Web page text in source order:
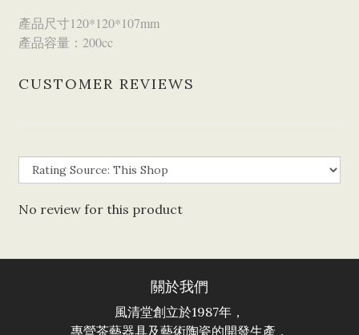
產品尺寸120*120*107mm
產品容量：200cc
CUSTOMER REVIEWS
No review for this product
關於我們
風清堂創立於1987年，
專營茶藝器具及藝術陶瓷的開發生產，